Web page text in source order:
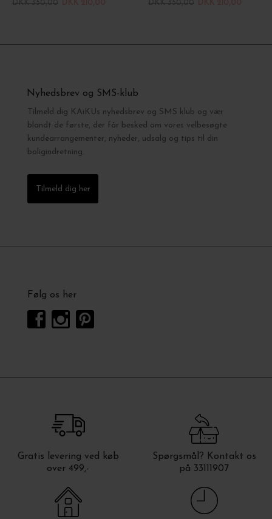
Nyhedsbrev og SMS-klub
Tilmeld dig KAiKUs nyhedsbrev og SMS klub og vær
blandt de første, der får besked om vores velbesøgte
kundearrangementer, nyheder, udsalg og tips til din
boligindretning.
Tilmeld dig her
Følg os her
Gratis levering ved køb
over 499,-
Spørgsmål? Kontakt os
på 33111907